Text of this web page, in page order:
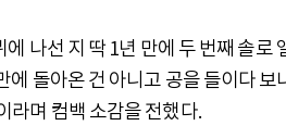
나선 지 딱 1년 만에 두 번째 솔
에 돌아온 건 아니고 공을 들이다
라며 컴백 소감을 전했다.